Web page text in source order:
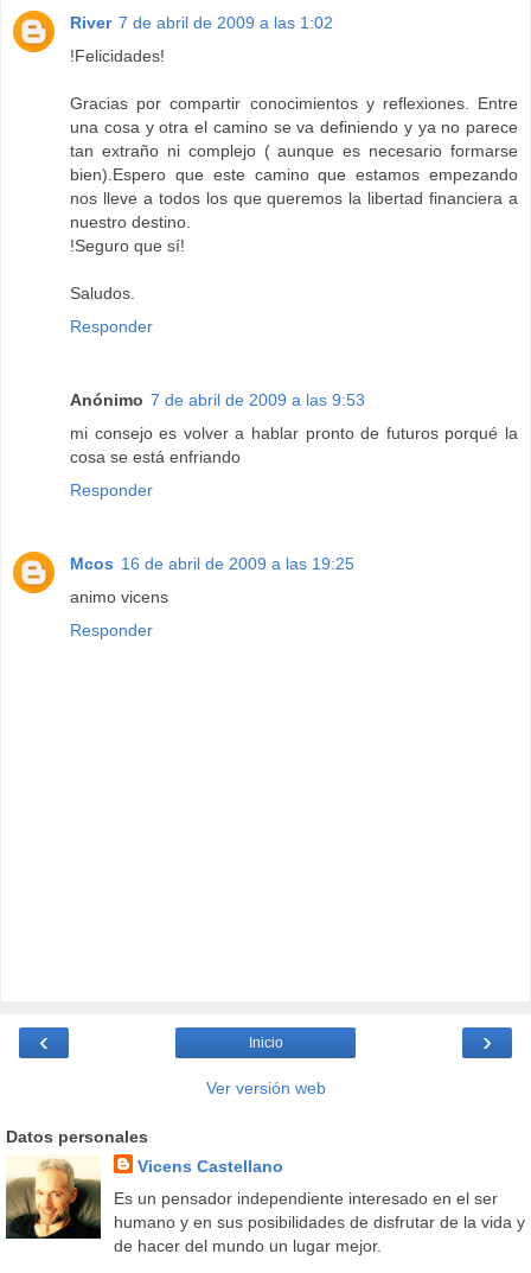
River 7 de abril de 2009 a las 1:02
!Felicidades!
Gracias por compartir conocimientos y reflexiones. Entre
una cosa y otra el camino se va definiendo y ya no parece
tan extraño ni complejo ( aunque es necesario formarse
bien).Espero que este camino que estamos empezando
nos lleve a todos los que queremos la libertad financiera a
nuestro destino.
!Seguro que sí!
Saludos.
Responder
Anónimo 7 de abril de 2009 a las 9:53
mi consejo es volver a hablar pronto de futuros porqué la
cosa se está enfriando
Responder
Mcos 16 de abril de 2009 a las 19:25
animo vicens
Responder
‹ ›
Inicio
Ver versión web
Datos personales
Vicens Castellano
Es un pensador independiente interesado en el ser
humano y en sus posibilidades de disfrutar de la vida y
de hacer del mundo un lugar mejor.